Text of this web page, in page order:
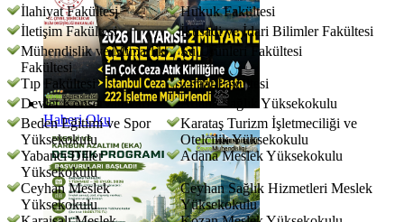
Haberi Oku
İlahiyat Fakültesi
Hukuk Fakültesi
İletişim Fakültesi
İktisadi ve İdari Bilimler Fakültesi
Mühendislik ve Mimarlık
Fakültesi
Su Ürünleri Fakültesi
Tıp Fakültesi
Ziraat Fakültesi
Devlet Konservatuvarı
Adana Sağlık Yüksekokulu
Beden Eğitimi ve Spor
Yüksekokulu
Karataş Turizm İşletmeciliği ve
Otelcilik Yüksekokulu
Yabancı Diller
Yüksekokulu
Adana Meslek Yüksekokulu
Ceyhan Meslek
Yüksekokulu
Ceyhan Sağlık Hizmetleri Meslek
Yüksekokulu